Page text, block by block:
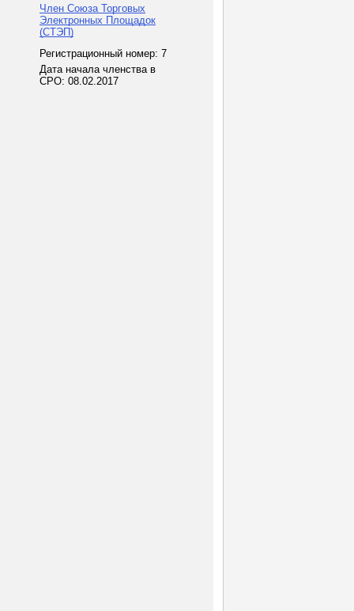
Член Союза Торговых
Электронных Площадок
(СТЭП)
Регистрационный номер: 7
Дата начала членства в
СРО: 08.02.2017